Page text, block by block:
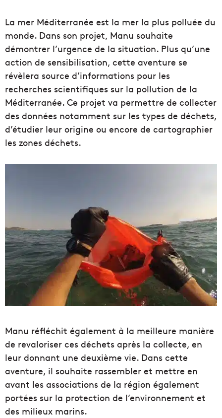
La mer Méditerranée est la mer la plus polluée du
monde. Dans son projet, Manu souhaite
démontrer l’urgence de la situation. Plus qu’une
action de sensibilisation, cette aventure se
révèlera source d’informations pour les
recherches scientifiques sur la pollution de la
Méditerranée. Ce projet va permettre de collecter
des données notamment sur les types de déchets,
d’étudier leur origine ou encore de cartographier
les zones déchets.
Manu réfléchit également à la meilleure manière
de revaloriser ces déchets après la collecte, en
leur donnant une deuxième vie. Dans cette
aventure, il souhaite rassembler et mettre en
avant les associations de la région également
portées sur la protection de l’environnement et
des milieux marins.